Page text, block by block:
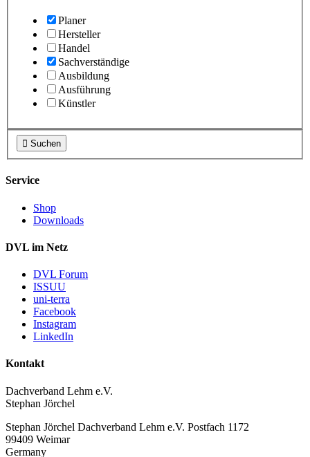
Planer
Hersteller
Handel
Sachverständige
Ausbildung
Ausführung
Künstler
 Suchen
Service
Shop
Downloads
DVL im Netz
DVL Forum
ISSUU
uni-terra
Facebook
Instagram
LinkedIn
Kontakt
Dachverband Lehm e.V.
Stephan Jörchel
Stephan Jörchel Dachverband Lehm e.V. Postfach 1172
99409 Weimar
Germany